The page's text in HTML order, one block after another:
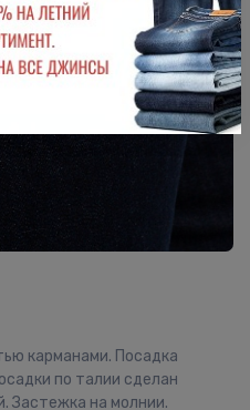
карманами. Посадка
по талии сделан
Застежка на молнии.